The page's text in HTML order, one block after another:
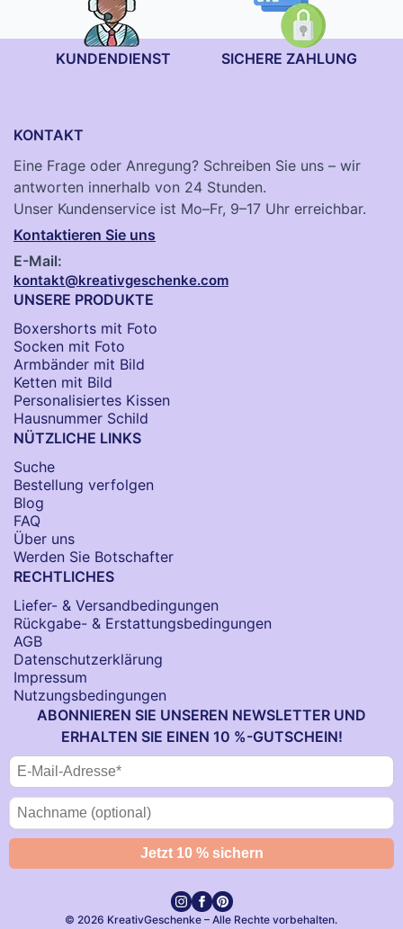
KUNDENDIENST SICHERE ZAHLUNG
KONTAKT
Eine Frage oder Anregung? Schreiben Sie uns – wir
antworten innerhalb von 24 Stunden.
Unser Kundenservice ist Mo–Fr, 9–17 Uhr erreichbar.
Kontaktieren Sie uns
E-Mail:
kontakt@kreativgeschenke.com
UNSERE PRODUKTE
Boxershorts mit Foto
Socken​ mit Foto
Armbänder mit Bild​
Ketten mit Bild
Personalisiertes Kissen
Hausnummer Schild
NÜTZLICHE LINKS
Suche
Bestellung verfolgen
Blog
FAQ
Über uns
Werden Sie Botschafter
RECHTLICHES
Liefer- & Versandbedingungen
Rückgabe- & Erstattungsbedingungen
AGB
Datenschutzerklärung
Impressum
Nutzungsbedingungen
ABONNIEREN SIE UNSEREN NEWSLETTER UND
ERHALTEN SIE EINEN 10 %-GUTSCHEIN!
© 2026 KreativGeschenke – Alle Rechte vorbehalten.